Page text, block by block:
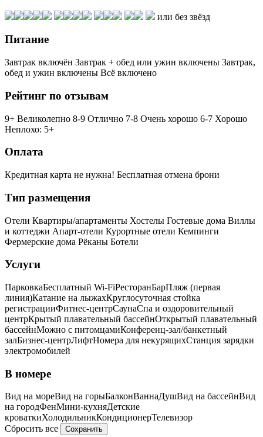
или без звёзд
Питание
Завтрак включён Завтрак + обед или ужин включены Завтрак,
обед и ужин включены Всё включено
Рейтинг по отзывам
9+ Великолепно 8-9 Отлично 7-8 Очень хорошо 6-7 Хорошо
Неплохо: 5+
Оплата
Кредитная карта не нужна! Бесплатная отмена брони
Тип размещения
Отели Квартиры/апартаменты Хостелы Гостевые дома Виллы
и коттеджи Апарт-отели Курортные отели Кемпинги
Фермерские дома Рёканы Ботели
Услуги
ПарковкаБесплатный Wi-FiРесторанБарПляж (первая
линия)Катание на лыжахКруглосуточная стойка
регистрацииФитнес-центрСаунаСпа и оздоровительный
центрКрытый плавательный бассейнОткрытый плавательный
бассейнМожно с питомцамиКонференц-зал/банкетный
залБизнес-центрЛифтНомера для некурящихCтанция зарядки
электромобилей
В номере
Вид на мореВид на горыБалконВаннаДушВид на бассейнВид
на городФенМини-кухняДетские
кроваткиХолодильникКондиционерТелевизор
Сбросить все
Сохранить